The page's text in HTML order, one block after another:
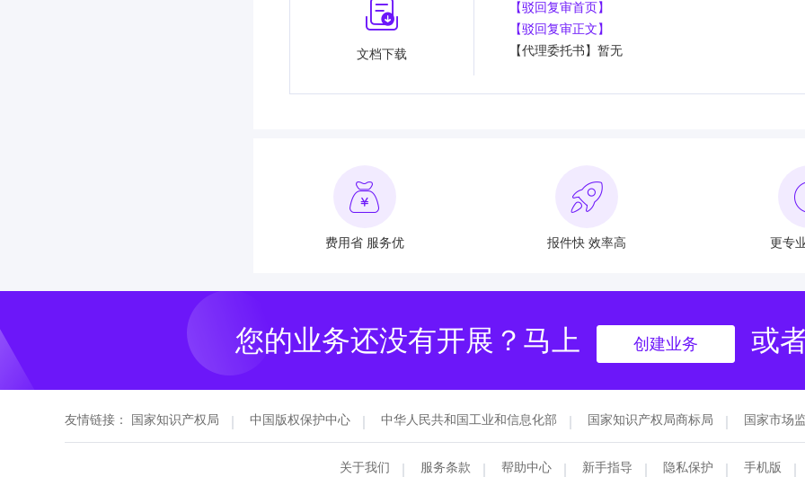
文档下载
【驳回复审首页】
【驳回复审正文】
【代理委托书】暂无
费用省 服务优 报件快 效率高 更专
您的业务还没有开展？马上 创建业务 或
友情链接： 国家知识产权局 中国版权保护中心 中华人民共和国工业和信息化部 国家知识产权局商标局 国家市场
关于我们 服务条款 帮助中心 新手指导 隐私保护 手机版